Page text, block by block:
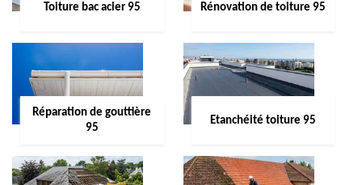
Toiture bac acier 95 Rénovation de toiture 95
Réparation de gouttière
95
Etanchéité toiture 95